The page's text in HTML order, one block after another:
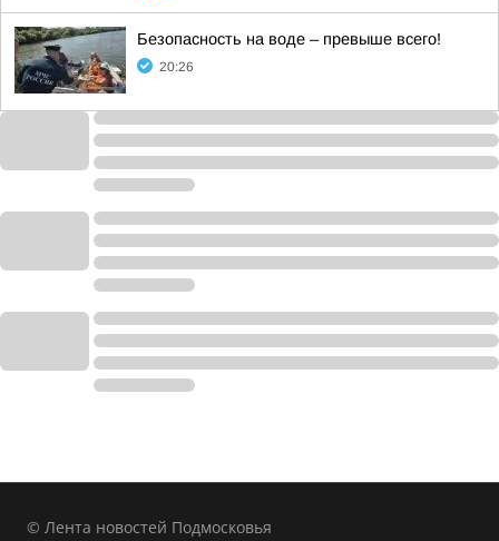
Безопасность на воде – превыше всего!
20:26
© Лента новостей Подмосковья